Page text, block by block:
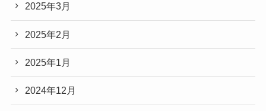
2025年3月
2025年2月
2025年1月
2024年12月